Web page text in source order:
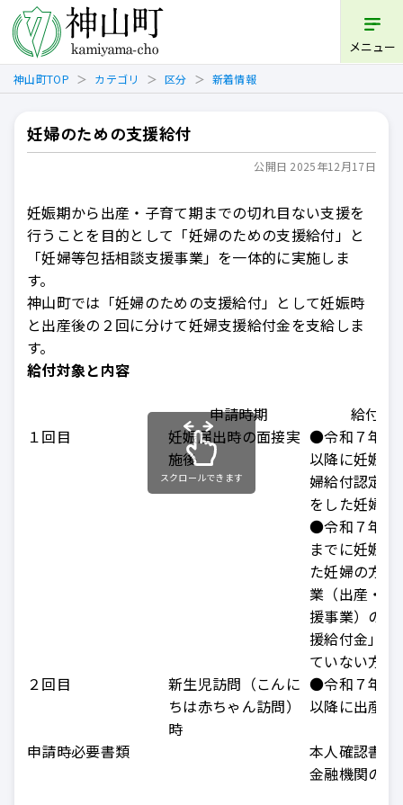
メニュー
神山町TOP カテゴリ 区分 新着情報
妊婦のための支援給付
公開日 2025年12月17日
妊娠期から出産・子育て期までの切れ目ない支援を
行うことを目的として「妊婦のための支援給付」と
「妊婦等包括相談支援事業」を一体的に実施しま
す。
神山町では「妊婦のための支援給付」として妊娠時
と出産後の２回に分けて妊婦支援給付金を支給しま
す。
給付対象と内容
申請時期
給付対
１回目
妊娠届出時の面接実
施後
●令和７年４
以降に妊娠届
婦給付認定の
をした妊婦の
●令和７年３
までに妊娠届
た妊婦の方で
業（出産・子
援事業）の「
援給付金」を
ていない方
２回目
新生児訪問（こんに
ちは赤ちゃん訪問）
時
●令和７年４
以降に出産し
申請時必要書類
本人確認書
金融機関の
スクロールできます